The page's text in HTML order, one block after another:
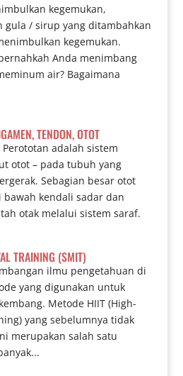
kegemukan,
gula / sirup yang ditambahkan
kegemukan.
Anda menimbang
air? Bagaimana
TENDON, OTOT
adalah sistem
otot – pada tubuh yang
Sebagian besar otot
kendali sadar dan
otak melalui sistem saraf.
TRAINING (SMIT)
ilmu pengetahuan di
yang digunakan untuk
Metode HIIT (High-
yang sebelumnya tidak
merupakan salah satu